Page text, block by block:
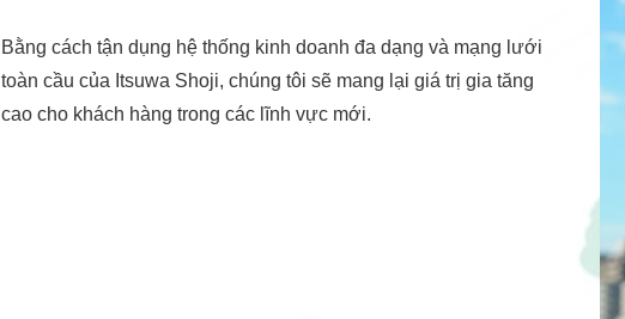
Bằng cách tận dụng hệ thống kinh doanh đa dạng và mạng lưới
toàn cầu của Itsuwa Shoji, chúng tôi sẽ mang lại giá trị gia tăng
cao cho khách hàng trong các lĩnh vực mới.